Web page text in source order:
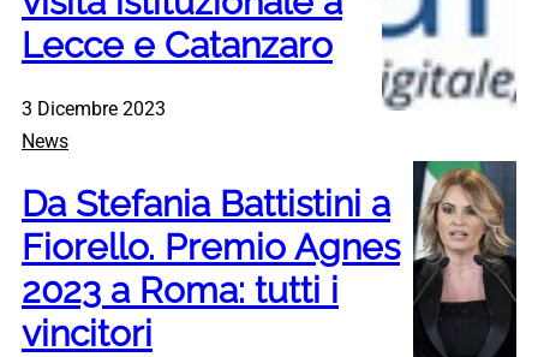
Lecce e Catanzaro
3 Dicembre 2023
News
Da Stefania Battistini a
Fiorello. Premio Agnes
2023 a Roma: tutti i
vincitori